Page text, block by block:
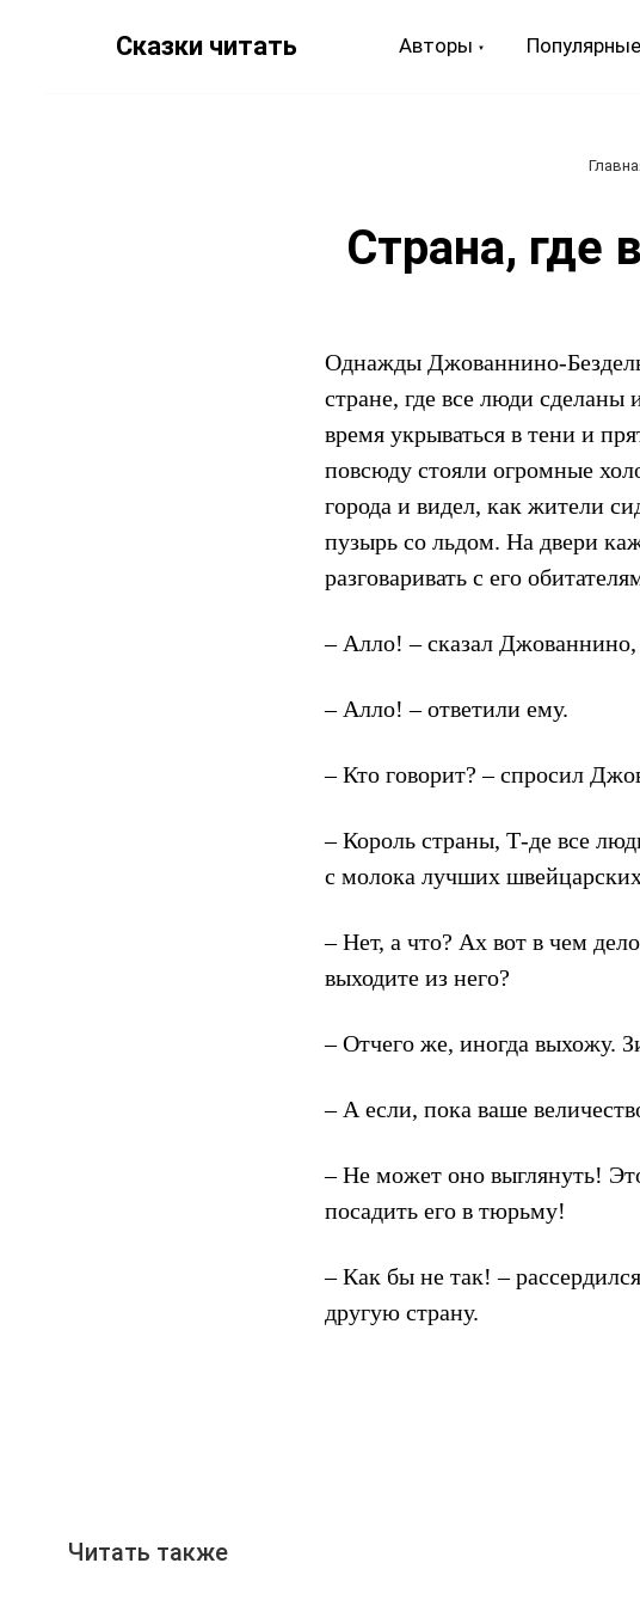
Сказки читать Авторы Популярные
Страна, где
Однажды Джованнино-
стране, где все люди
время укрываться в тени и
повсюду стояли огромные
города и видел, как жители
пузырь со льдом. На двери
разговаривать с его
– Алло! – сказал Джованнино,
– Алло! – ответили ему.
– Кто говорит? – спросил
– Король страны, Т-де все
с молока лучших
– Нет, а что? Ах вот в чем
выходите из него?
– Отчего же, иногда выхожу.
– А если, пока ваше
– Не может оно выглянуть!
посадить его в тюрьму!
– Как бы не так! –
другую страну.
Читать также